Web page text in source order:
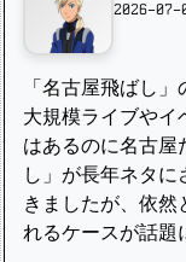
2026-
「名古屋飛ばし」
大規模ライブやイ
はあるのに名古屋
し」が長年ネタ
きましたが、依然
れるケースが話題